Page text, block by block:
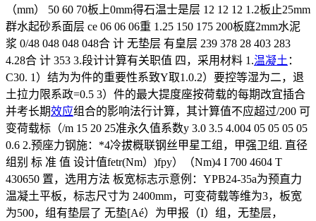
（mm） 50 60 70板上0mm得石温士是层 12 12 12 1.2板止25mm
群水起砂系面层 ce 06 06 06重 1.25 150 175 200板庭2mm水泥
浆 0/48 048 048 048合 计 无垫层 有皇层 239 378 28 403 283
4.28合 计 353 3.段计计算有关职值 四，采用材料 1.温凝土 ：
C30. 1）结为为件的重要性系致Y取1.0.2）要控等湿为二，退
土拉力限系政=0.5 3）件的最大提度座按荷载的每期改宜插合
并考长期效应组合的影响法行计算，其计算值不应超过/200 可
变荷载标（/m 15 20 25准永久值系数y 3.0 3.5 4.004 05 05 05 05
0.6 2.预座力钢施：*4冷拔概联钢丝甲星工组，甲强卫组. 直径
组别 标 准 值 设计值fetr(Nm）)fpy）（Nm)4 I 700 4604 T
430650 置，选用方法 板宽标志示意例：YPB24-35a为预直力
温凝土平板，标志尺寸为 2400mm，可变荷载等维为3，板宽
为500，组有垫层了 无垫[Aé）为甲报（I）组，无垫层，